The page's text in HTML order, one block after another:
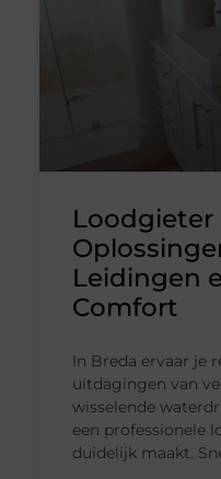
Loodgieter
Leidingen
Comfort
In Breda ervaar je
uitdagingen van
wisselende
een professionele
duidelijk maakt.